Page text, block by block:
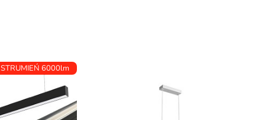
STRUMIEŃ 6000lm